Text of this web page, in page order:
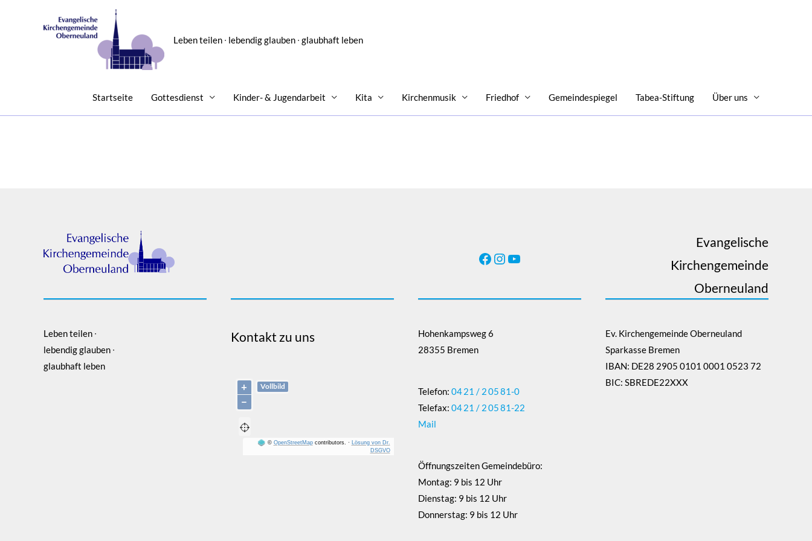
Leben teilen ∙ lebendig glauben ∙ glaubhaft leben
Startseite Gottesdienst Kinder- & Jugendarbeit Kita Kirchenmusik Friedhof Gemeindespiegel Tabea-Stiftung Über uns
Leben teilen ∙
lebendig glauben ∙
glaubhaft leben
Kontakt zu uns
+
−
© OpenStreetMapcontributors. · Lösung von Dr.
DSGVO
Vollbild
Hohenkampsweg 6
28355 Bremen
Telefon: 04 21 / 2 05 81-0
Telefax: 04 21 / 2 05 81-22
Mail
Öffnungszeiten Gemeindebüro:
Montag: 9 bis 12 Uhr
Dienstag: 9 bis 12 Uhr
Donnerstag: 9 bis 12 Uhr
Evangelische
Kirchengemeinde
Oberneuland
Ev. Kirchengemeinde Oberneuland
Sparkasse Bremen
IBAN: DE28 2905 0101 0001 0523 72
BIC: SBREDE22XXX